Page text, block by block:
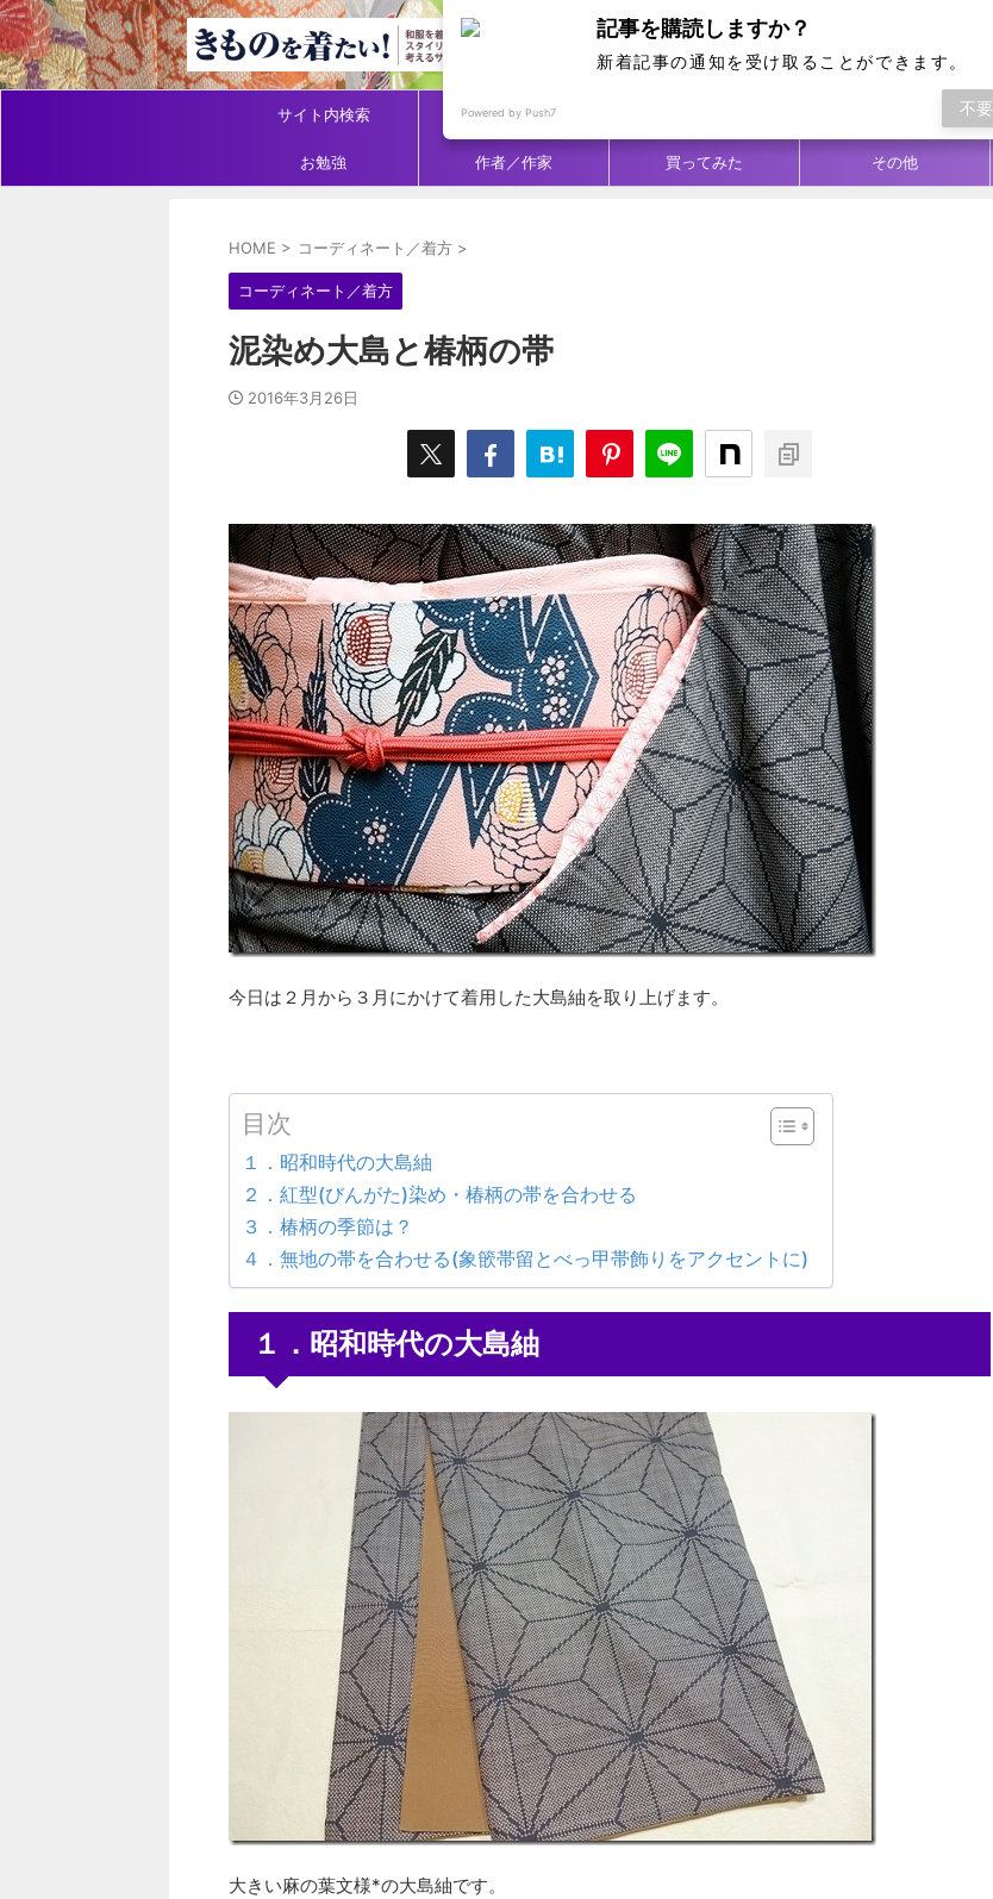
サイト内検索 アイテム別
お勉強 作者／作家 買ってみた その他
HOME > コーディネート／着方 >
コーディネート／着方
泥染め大島と椿柄の帯
2016年3月26日
今日は２月から３月にかけて着用した大島紬を取り上げます。
目次
１．昭和時代の大島紬
２．紅型(びんがた)染め・椿柄の帯を合わせる
３．椿柄の季節は？
４．無地の帯を合わせる(象篏帯留とべっ甲帯飾りをアクセントに)
１．昭和時代の大島紬
大きい麻の葉文様*の大島紬です。
記事を購読しますか？
新着記事の通知を受け取ることができます。
Powered by Push7 不要